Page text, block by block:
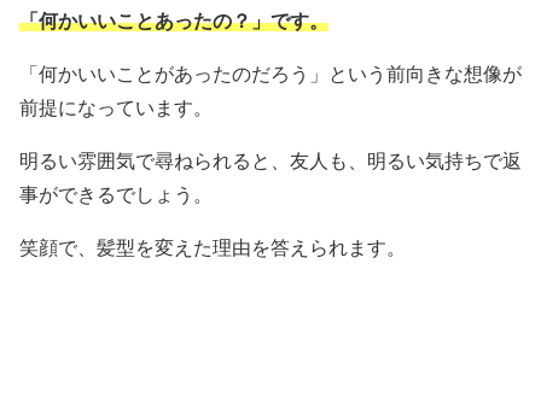
「何かいいことあったの？」です。
「何かいいことがあったのだろう」という前向きな想像が
前提になっています。
明るい雰囲気で尋ねられると、友人も、明るい気持ちで返
事ができるでしょう。
笑顔で、髪型を変えた理由を答えられます。